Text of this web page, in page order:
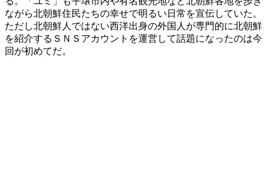
ながら北朝鮮住民たちの幸せで明るい日常を宣伝していた。
ただし北朝鮮人ではない西洋出身の外国人が専門的に北朝鮮
を紹介するＳＮＳアカウントを運営して話題になったのは今
回が初めてだ。